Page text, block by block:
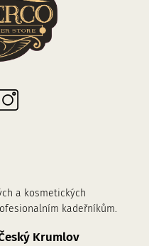
a kosmetických
kadeřníkům.
Krumlov